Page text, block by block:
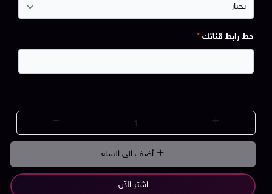
حط رابط قناتك *
اشتر الآن